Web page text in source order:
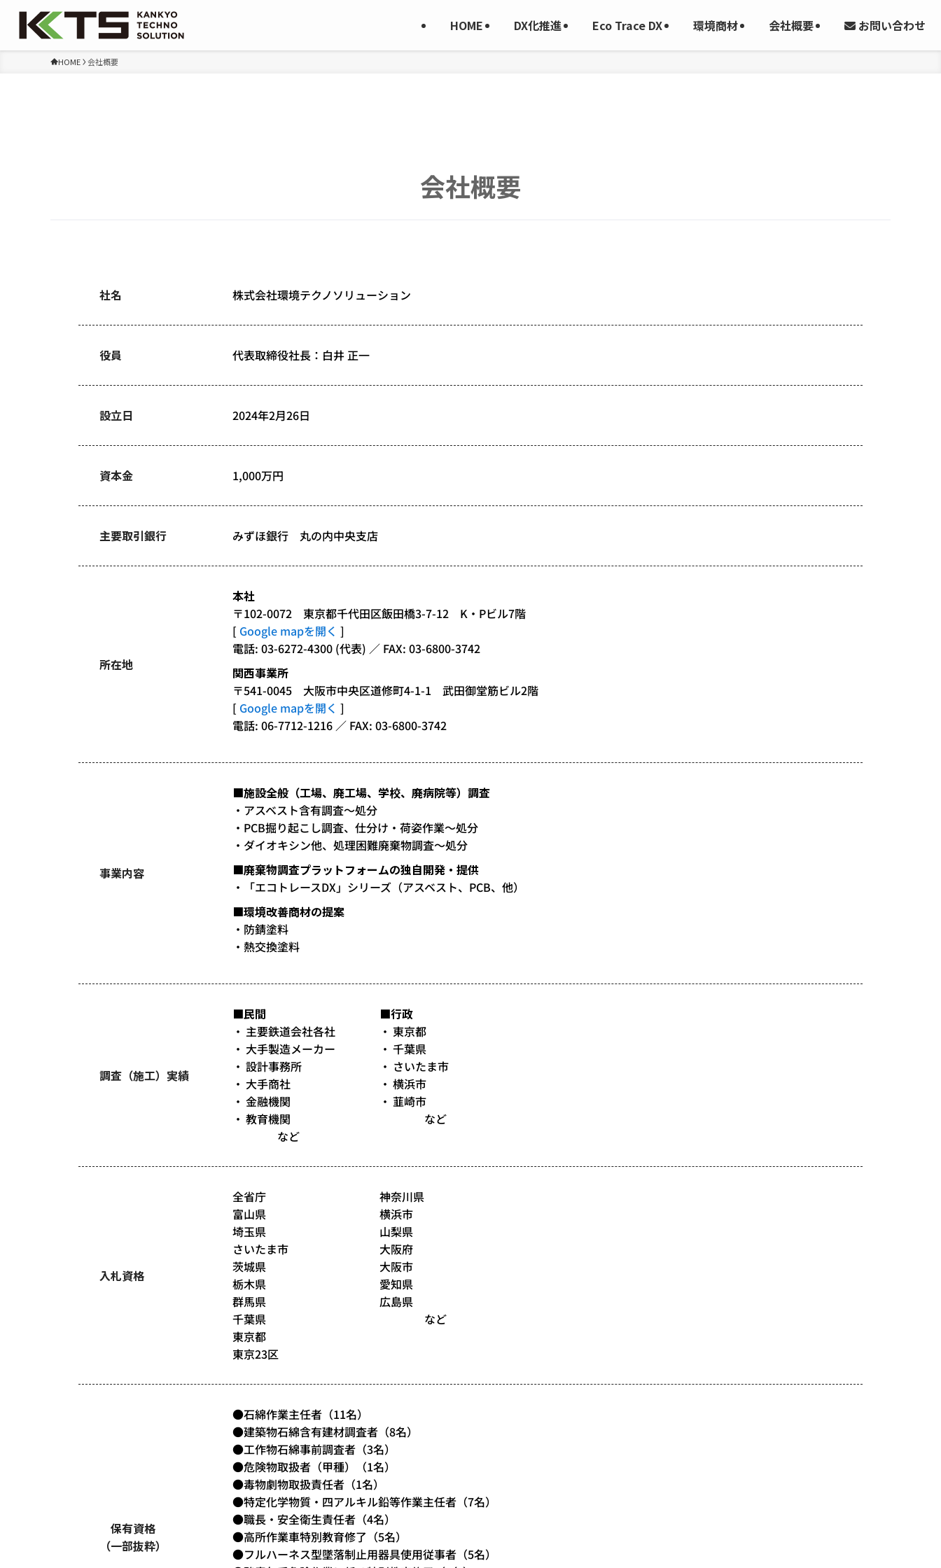
HOME DX化推進 Eco Trace DX 環境商材 会社概要 お問い合わせ
HOME 会社概要
会社概要
社名 株式会社環境テクノソリューション
役員 代表取締役社長：白井 正一
設立日 2024年2月26日
資本金 1,000万円
主要取引銀行 みずほ銀行 丸の内中央支店
所在地
本社
〒102-0072 東京都千代田区飯田橋3-7-12 K・Pビル7階
[ Google mapを開く ]
電話: 03-6272-4300 (代表) ／ FAX: 03-6800-3742
関西事業所
〒541-0045 大阪市中央区道修町4-1-1 武田御堂筋ビル2階
[ Google mapを開く ]
電話: 06-7712-1216 ／ FAX: 03-6800-3742
事業内容
■施設全般（工場、廃工場、学校、廃病院等）調査
・アスベスト含有調査～処分
・PCB掘り起こし調査、仕分け・荷姿作業～処分
・ダイオキシン他、処理困難廃棄物調査～処分
■廃棄物調査プラットフォームの独自開発・提供
・「エコトレースDX」シリーズ（アスベスト、PCB、他）
■環境改善商材の提案
・防錆塗料
・熱交換塗料
調査（施工）実績
■民間
主要鉄道会社各社
大手製造メーカー
設計事務所
大手商社
金融機関
教育機関
など
■行政
東京都
千葉県
さいたま市
横浜市
韮崎市
など
入札資格
全省庁
富山県
埼玉県
さいたま市
茨城県
栃木県
群馬県
千葉県
東京都
東京23区
神奈川県
横浜市
山梨県
大阪府
大阪市
愛知県
広島県
など
保有資格
（一部抜粋）
●石綿作業主任者（11名）
●建築物石綿含有建材調査者（8名）
●工作物石綿事前調査者（3名）
●危険物取扱者（甲種）（1名）
●毒物劇物取扱責任者（1名）
●特定化学物質・四アルキル鉛等作業主任者（7名）
●職長・安全衛生責任者（4名）
●高所作業車特別教育修了（5名）
●フルハーネス型墜落制止用器具使用従事者（5名）